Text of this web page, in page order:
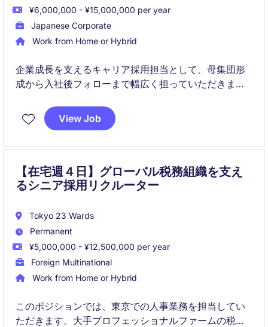
¥6,000,000 - ¥15,000,000 per year
Japanese Corporate
Work from Home or Hybrid
企業成長を支えるキャリア採用担当として、母集団形
成から入社後フォローまで幅広く担っていただきま
ションであり、将来的にはマネジメントも期待されて
います。
View Job
【在宅週４日】グローバル税務組織を支え
るシニア採用リクルーター
Tokyo 23 Wards
Permanent
¥5,000,000 - ¥12,500,000 per year
Foreign Multinational
Work from Home or Hybrid
このポジションでは、東京での人事業務を担当してい
ただきます。大手プロフェッショナルファームの税務